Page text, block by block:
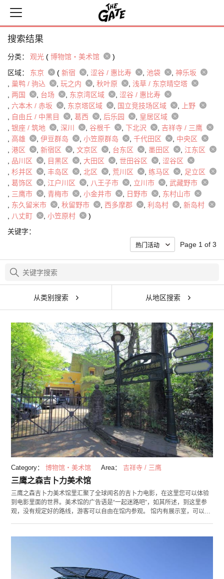
搜索结果
分类： 观光 ( 博物馆・美术馆
)
区域：
东京 ( 新宿 涩谷 / 惠比寿 池袋
神乐坂
巢鸭 / 驹込
玩之内 秋叶原
浅草 / 东京晴空塔
两国
台场 东京湾区域
涩谷 / 惠比寿
六本木 / 赤坂
东京塔区域 国立竞技场区域
上野
自由丘 / 中黑目
葛西 后乐园
皇居区域
银座 / 筑地
深川 谷根千 下北沢
吉祥寺 / 三鹰
高雄
伊豆群岛 小笠原群岛 千代田区
中央区
港区
新宿区 文京区 台东区 墨田区
江东区
品川区
目黑区 大田区 世田谷区
涩谷区
杉并区
丰岛区 北区 荒川区 练马区
足立区
葛饰区
江户川区 八王子市 立川市
武藏野市
三鹰市
青梅市 小金井市 日野市
东村山市
东久留米市
秋留野市 西多摩郡 利岛村
新岛村
八丈町
小笠原村
)
关键字：
Page 1 of 3
从类别搜索 从地区搜索
Category： 博物馆・美术馆 Area： 吉祥寺 / 三鹰
三鹰之森吉卜力美术馆
三鹰之森吉卜力美术馆里汇聚了全球闻名的吉卜力电影，在这里您可以体验
到电影里面的世界。美术馆的广告语是“一起迷路吧”，如其所述，到这里参
观，没有规定好的路线，游客可以自由在馆内参观。 馆内有展示室，可以了
在其中。 需要注意的一点是，参观三鹰之森吉卜力美术馆，需要提前预约参